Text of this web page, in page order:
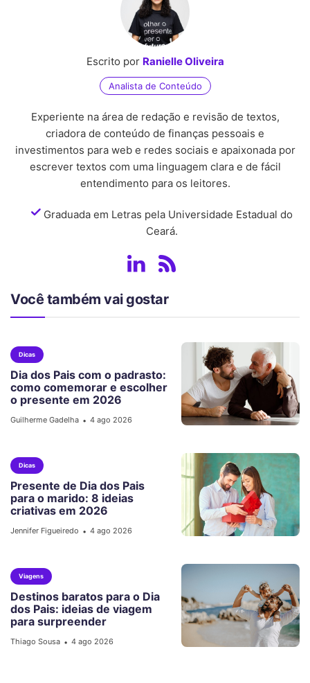
Escrito por Ranielle Oliveira
Analista de Conteúdo
Experiente na área de redação e revisão de textos,
criadora de conteúdo de finanças pessoais e
investimentos para web e redes sociais e apaixonada por
escrever textos com uma linguagem clara e de fácil
entendimento para os leitores.
Graduada em Letras pela Universidade Estadual do
Ceará.
Você também vai gostar
Dicas
Dia dos Pais com o padrasto:
como comemorar e escolher
o presente em 2026
Guilherme Gadelha • 4 ago 2026
Dicas
Presente de Dia dos Pais
para o marido: 8 ideias
criativas em 2026
Jennifer Figueiredo • 4 ago 2026
Viagens
Destinos baratos para o Dia
dos Pais: ideias de viagem
para surpreender
Thiago Sousa • 4 ago 2026